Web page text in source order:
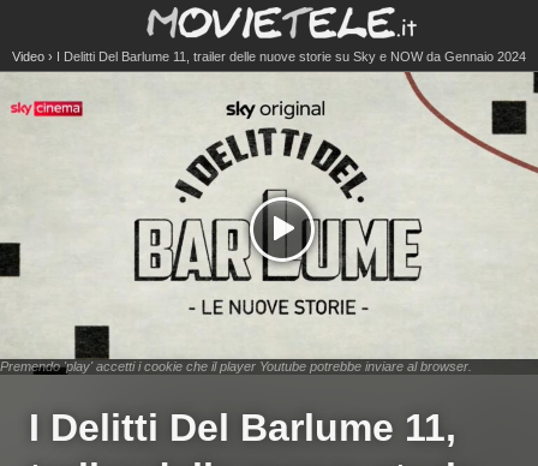
Video I Delitti Del Barlume 11, trailer delle nuove storie su Sky e NOW da Gennaio 2024
Premendo 'play' accetti i cookie che il player Youtube potrebbe inviare al browser.
I Delitti Del Barlume 11,